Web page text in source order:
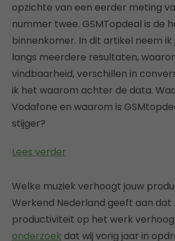
opzichte van een eerder meting
nummer twee. GSMTopdeal is de
binnenkomer. In dit artikel neem ik
langs meerdere resultaten,
vindbaarheid, verschillen in
ik het waarom achter de data.
Vodafone en waarom is
stijger?
Lees verder
Welke muziek verhoogt jouw
Werkend Nederland geeft aan dat
productiviteit op het werk
onderzoek dat wij vorig jaar in